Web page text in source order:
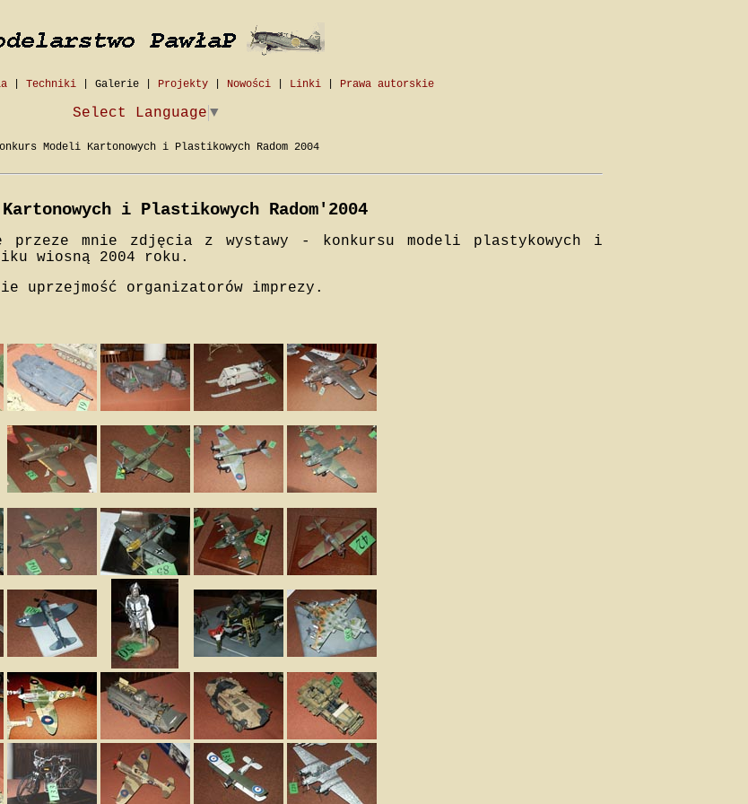
| Techniki| Galerie| Projekty| Nowości| Linki| Prawa autorskie
Select Language ▼
Modeli Kartonowych i Plastikowych Radom 2004
i Plastikowych Radom'2004
przeze mnie zdjęcia z wystawy - konkursu modeli plastykowych i
wiosną 2004 roku.
uprzejmość organizatorów imprezy.